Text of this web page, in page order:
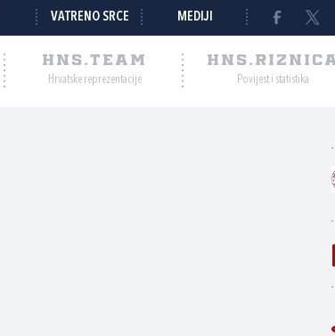
VATRENO SRCE MEDIJI
HNS.TEAM
Hrvatske reprezentacije Povijest i statistika